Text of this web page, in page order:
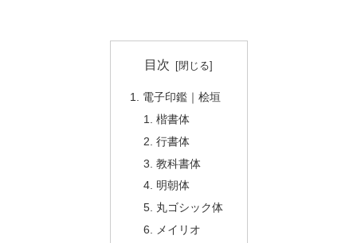
目次
電子印鑑｜桧垣
楷書体
行書体
教科書体
明朝体
丸ゴシック体
メイリオ